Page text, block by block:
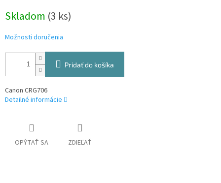
cena:
Skladom (3 ks)
Možnosti doručenia
Pridať do košíka
Canon CRG706
Detailné informácie
OPÝTAŤ SA ZDIEĽAŤ